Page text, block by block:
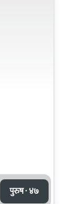
पुरुष · ४७